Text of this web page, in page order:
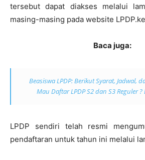
tersebut dapat diakses melalui
masing-masing pada website
Baca juga:
Beasiswa LPDP: Berikut Syarat, Jadwal,
Mau Daftar LPDP S2 dan S3 Reguler
LPDP sendiri telah resmi
pendaftaran untuk tahun ini melalui